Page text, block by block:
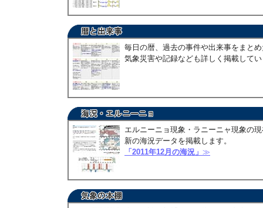
毎日の暦、過去の事件や出来事をまと
気象災害や記録なども詳しく掲載して
エルニーニョ現象・ラニーニャ現象の
新の海況データを掲載します。
「2011年12月の海況」 ≫